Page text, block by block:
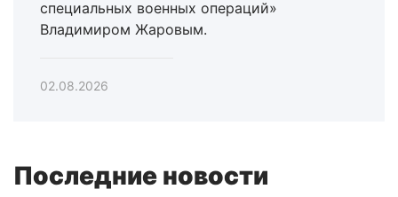
специальных военных операций»
Владимиром Жаровым.
02.08.2026
Последние новости